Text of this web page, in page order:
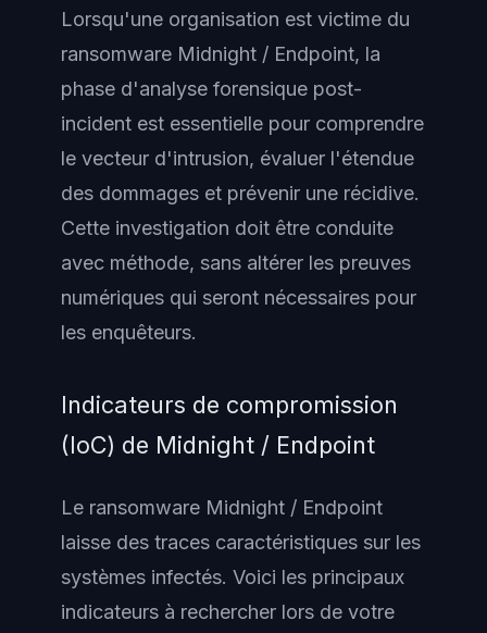
Lorsqu'une organisation est victime du
ransomware Midnight / Endpoint, la
phase d'analyse forensique post-
incident est essentielle pour comprendre
le vecteur d'intrusion, évaluer l'étendue
des dommages et prévenir une récidive.
Cette investigation doit être conduite
avec méthode, sans altérer les preuves
numériques qui seront nécessaires pour
les enquêteurs.
Indicateurs de compromission
(IoC) de Midnight / Endpoint
Le ransomware Midnight / Endpoint
laisse des traces caractéristiques sur les
systèmes infectés. Voici les principaux
indicateurs à rechercher lors de votre